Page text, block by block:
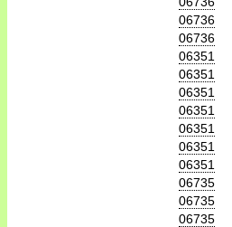
06736
06736
06351
06351
06351
06351
06351
06351
06351
06735
06735
06735